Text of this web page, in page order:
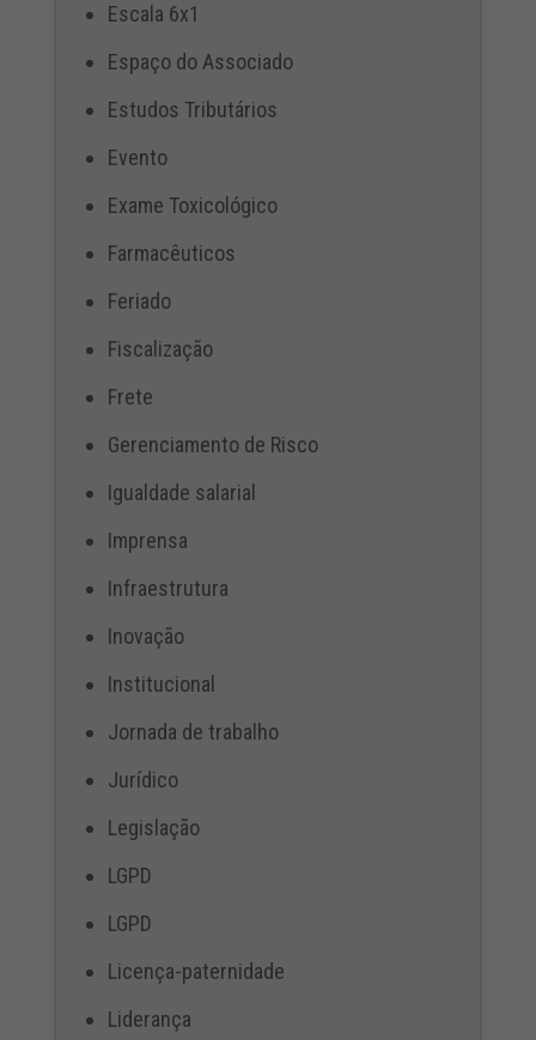
Escala 6x1
Espaço do Associado
Estudos Tributários
Evento
Exame Toxicológico
Farmacêuticos
Feriado
Fiscalização
Frete
Gerenciamento de Risco
Igualdade salarial
Imprensa
Infraestrutura
Inovação
Institucional
Jornada de trabalho
Jurídico
Legislação
LGPD
LGPD
Licença-paternidade
Liderança